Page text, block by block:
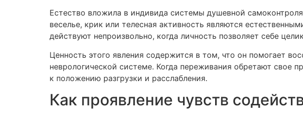
Естество вложила в индивида системы душевной
веселье, крик или телесная активность являются
действуют непроизвольно, когда личность позволяет себе
Ценность этого явления содержится в том, что он помогает
неврологической системе. Когда переживания обретают свое
к положению разгрузки и расслабления.
Как проявление чувств